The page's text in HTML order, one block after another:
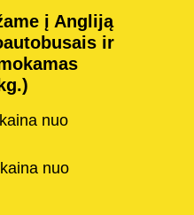
į Angliją
ir
nuo
nuo